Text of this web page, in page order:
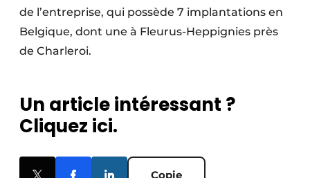
de l’entreprise, qui possède 7 implan­tations en
Belgique, dont une à Fleurus-Heppignies près
de Charleroi.
Un article intéressant ?
Cliquez ici.
Copie